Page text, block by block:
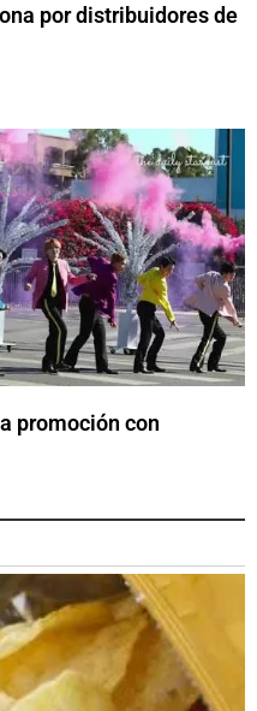
por distribuidores de
promoción con